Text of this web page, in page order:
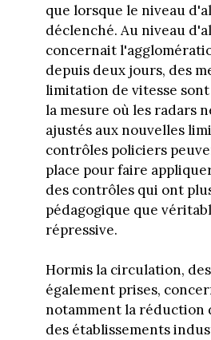
que lorsque le niveau
déclenché. Au niveau
concernait
depuis deux jours, des
limitation de vitesse sont
la mesure où les radars
ajustés aux nouvelles
contrôles policiers
place pour faire
des contrôles qui ont
pédagogique que
répressive.
Hormis la circulation,
également prises,
notamment la réduction
des établissements